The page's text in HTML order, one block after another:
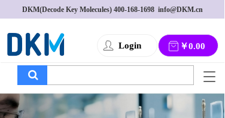
DKM(Decode Key Molecules) 400-168-1698
  info@DKM.cn
Login ￥0.00
T
g